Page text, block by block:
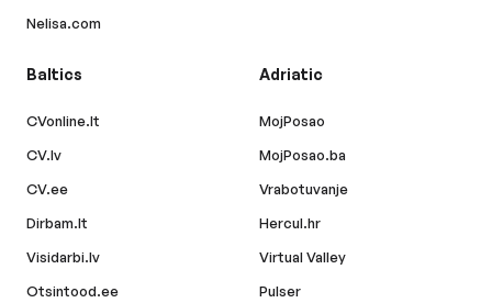
Nelisa.com
Baltics
CVonline.lt
CV.lv
CV.ee
Dirbam.lt
Visidarbi.lv
Otsintood.ee
Adriatic
MojPosao
MojPosao.ba
Vrabotuvanje
Hercul.hr
Virtual Valley
Pulser